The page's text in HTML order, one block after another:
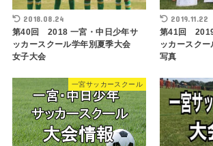
2018.08.24
第40回 2018 一宮・中日少年サ
ッカースクール学年別夏季大会
女子大会
2019.11.22
第41回
ッカースク
写真
一宮サッカースクール